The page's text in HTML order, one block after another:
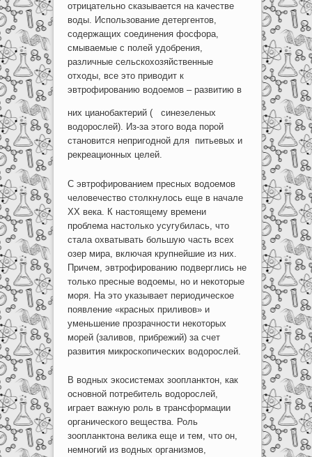
отрицательно сказывается на качестве
воды. Использование детергентов,
содержащих соединения фосфора,
смываемые с полей удобрения,
различные сельскохозяйственные
отходы, все это приводит к
эвтрофированию водоемов – развитию в
них цианобактерий (
синезеленых
водорослей). Из-за этого вода порой
становится непригодной для питьевых и
рекреационных целей.
С эвтрофированием пресных водоемов
человечество столкнулось еще в начале
ХХ века. К настоящему времени
проблема настолько усугубилась, что
стала охватывать большую часть всех
озер мира, включая крупнейшие из них.
Причем, эвтрофированию подверглись не
только пресные водоемы, но и некоторые
моря. На это указывает периодическое
появление «красных приливов» и
уменьшение прозрачности некоторых
морей (заливов, прибрежий) за счет
развития микроскопических водорослей.
В водных экосистемах зоопланктон, как
основной потребитель водорослей,
играет важную роль в трансформации
органического вещества. Роль
зоопланктона велика еще и тем, что он,
немногий из водных организмов,